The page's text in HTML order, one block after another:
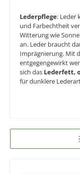
Lederpflege: Leder
und Farbechtheit
Witterung wie
an. Leder braucht
Imprägnierung. Mit
entgegengewirkt
sich das Lederfett,
für dunklere